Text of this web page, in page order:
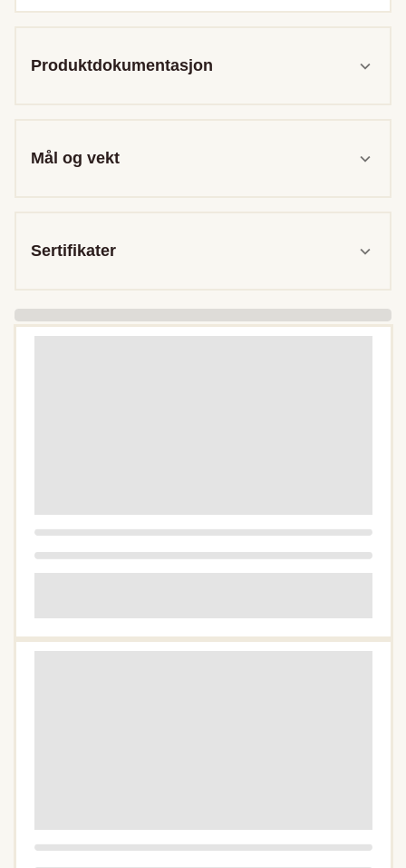
Produktdokumentasjon
Mål og vekt
Sertifikater